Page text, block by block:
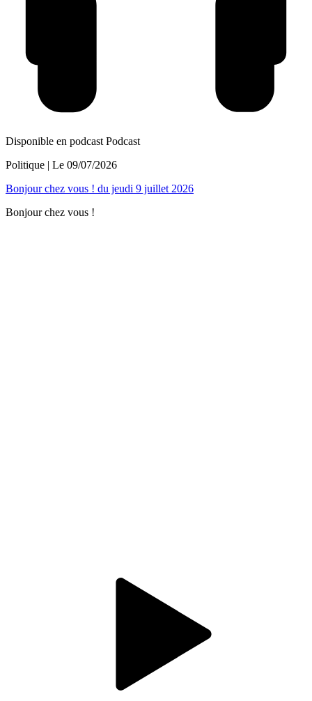
Disponible en podcast Podcast
Politique | Le 09/07/2026
Bonjour chez vous ! du jeudi 9 juillet 2026
Bonjour chez vous !